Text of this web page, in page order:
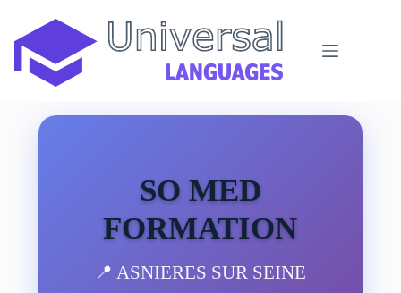
contenu
SO MED
FORMATION
📍 ASNIERES SUR SEINE